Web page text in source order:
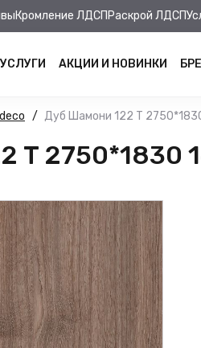
Кромление ЛДСП Раскрой ЛДСП
УСЛУГИ АКЦИИ И НОВИНКИ
Дуб Шамони 122 Т
Т 2750*1830